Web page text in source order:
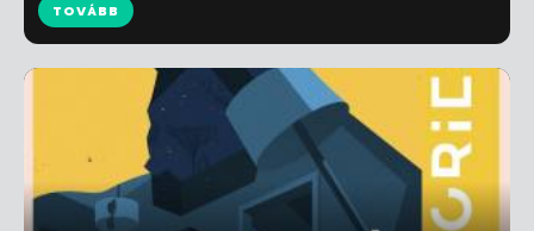
TOVÁBB